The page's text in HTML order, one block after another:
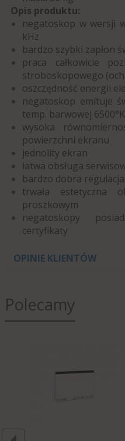
Opis produktu:
negatoskop w wersji
kHz
bardzo szybki zapłon
praca całkowicie
stroboskopowego
oszczędność energii
negatoskop emituje
temp. barwowej 6500°K
wysoka
powierzchni ekranu
jednolity ekran
łatwa obsługa
bardzo dobra
trwała estetyczna
proszkowym
negatoskopy
certyfikaty
OPINIE KLIENTÓW
Polecamy